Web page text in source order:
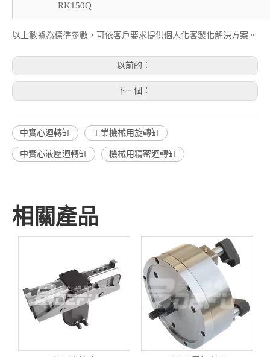
RK150Q
以上數據為標準參數，可依客戶要求提供個人化客製化解決方案。
以前的：
下一個：
中實心迴轉缸 工業機械用旋轉缸
中實心液壓迴轉缸 機械用精密迴轉缸
相關產品